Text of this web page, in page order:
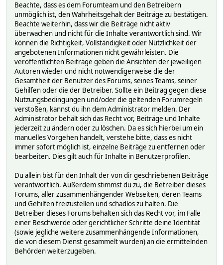
Beachte, dass es dem Forumteam und den Betreibern
unmöglich ist, den Wahrheitsgehalt der Beiträge zu bestätigen.
Beachte weiterhin, dass wir die Beiträge nicht aktiv
überwachen und nicht für die Inhalte verantwortlich sind. Wir
können die Richtigkeit, Vollständigkeit oder Nützlichkeit der
angebotenen Informationen nicht gewährleisten. Die
veröffentlichten Beiträge geben die Ansichten der jeweiligen
Autoren wieder und nicht notwendigerweise die der
Gesamtheit der Benutzer des Forums, seines Teams, seiner
Gehilfen oder die der Betreiber. Sollte ein Beitrag gegen diese
Nutzungsbedingungen und/oder die geltenden Forumregeln
verstoßen, kannst du ihn dem Administrator melden. Der
Administrator behält sich das Recht vor, Beiträge und Inhalte
jederzeit zu ändern oder zu löschen. Da es sich hierbei um ein
manuelles Vorgehen handelt, verstehe bitte, dass es nicht
immer sofort möglich ist, einzelne Beiträge zu entfernen oder
bearbeiten. Dies gilt auch für Inhalte in Benutzerprofilen.
Du allein bist für den Inhalt der von dir geschriebenen Beiträge
verantwortlich. Außerdem stimmst du zu, die Betreiber dieses
Forums, aller zusammenhängender Webseiten, deren Teams
und Gehilfen freizustellen und schadlos zu halten. Die
Betreiber dieses Forums behalten sich das Recht vor, im Falle
einer Beschwerde oder gerichtlicher Schritte deine Identität
(sowie jegliche weitere zusammenhängende Informationen,
die von diesem Dienst gesammelt wurden) an die ermittelnden
Behörden weiterzugeben.